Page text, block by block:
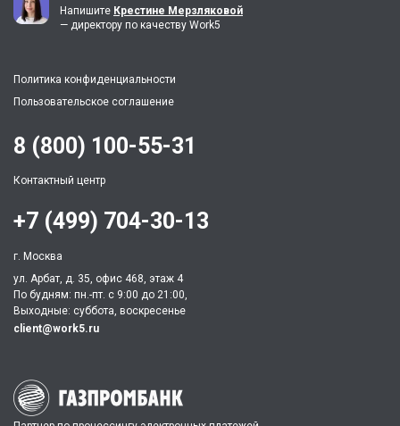
Напишите Крестине Мерзляковой
— директору по качеству Work5
Политика конфиденциальности
Пользовательское соглашение
8 (800) 100-55-31
Контактный центр
+7 (499) 704-30-13
г. Москва
ул. Арбат, д. 35, офис 468, этаж 4
По будням: пн.-пт. c 9:00 до 21:00,
Выходные: суббота, воскресенье
client@work5.ru